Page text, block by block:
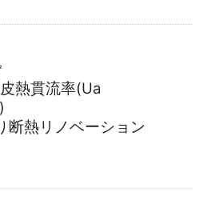
熱貫流率(Ua
断熱リノベーション